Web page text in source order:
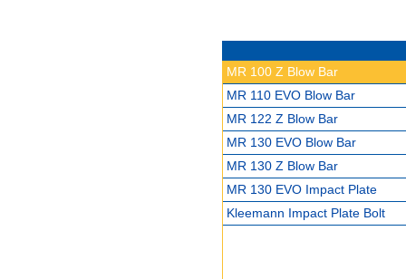
MR 100 Z Blow Bar
MR 110 EVO Blow Bar
MR 122 Z Blow Bar
MR 130 EVO Blow Bar
MR 130 Z Blow Bar
MR 130 EVO Impact Plate
Kleemann Impact Plate Bolt